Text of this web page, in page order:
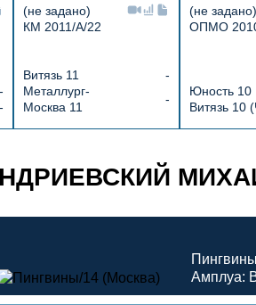
-
-
(не задано)
КМ 2011/А/22
Витязь 11
-
Металлург-
Москва 11
-
(не задано)
ОПМО
Юность 10
Витязь 10
Амплуа: